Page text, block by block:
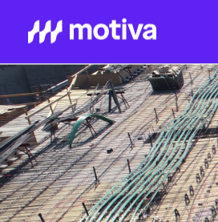
Motiva
Nossos Ativos